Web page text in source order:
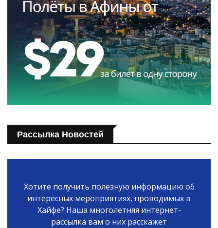
Рассылка Новостей
Хотите получить полезную информацию об
интересных мероприятиях, проводимых в
Хайфе? Наша многолетняя интернет-
рассылка вам о них расскажет